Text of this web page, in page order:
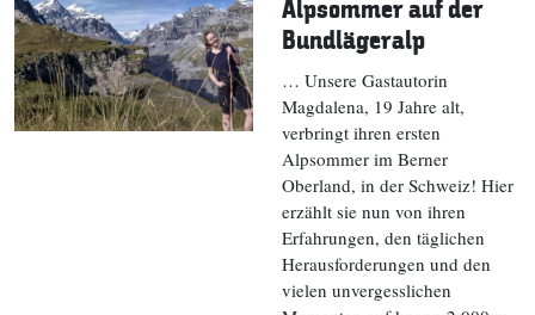
Alpsommer auf der
Bundlägeralp
… Unsere Gastautorin
Magdalena, 19 Jahre alt,
verbringt ihren ersten
Alpsommer im Berner
Oberland, in der Schweiz! Hier
erzählt sie nun von ihren
Erfahrungen, den täglichen
Herausforderungen und den
vielen unvergesslichen